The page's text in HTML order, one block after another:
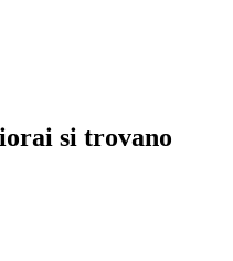
si trovano